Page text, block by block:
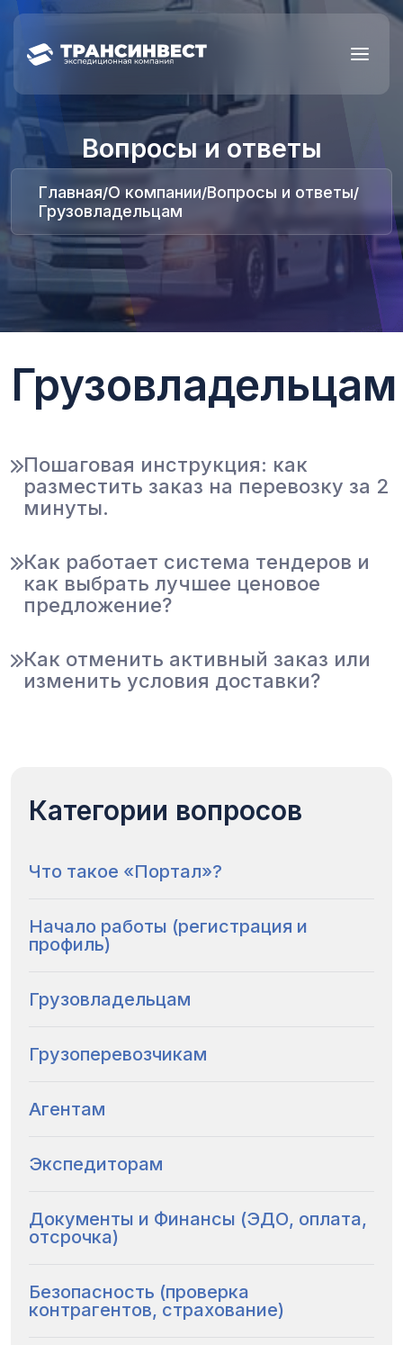
Вопросы и ответы
Главная/О компании/Вопросы и ответы/
Грузовладельцам
Грузовладельцам
Пошаговая инструкция: как
разместить заказ на перевозку за 2
минуты.
Как работает система тендеров и
как выбрать лучшее ценовое
предложение?
Как отменить активный заказ или
изменить условия доставки?
Категории вопросов
Что такое «Портал»?
Начало работы (регистрация и
профиль)
Грузовладельцам
Грузоперевозчикам
Агентам
Экспедиторам
Документы и Финансы (ЭДО, оплата,
отсрочка)
Безопасность (проверка
контрагентов, страхование)